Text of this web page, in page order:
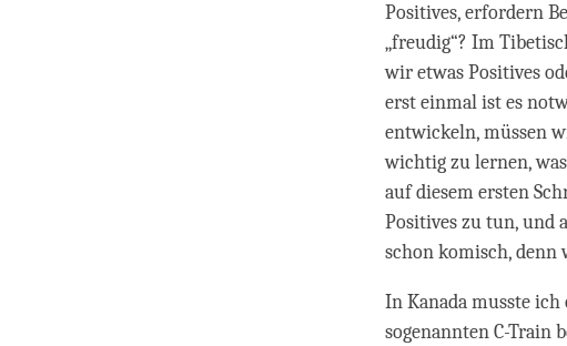
Positives, erfordern
„freudig“? Im
wir etwas Positives
erst einmal ist es
entwickeln, müssen
wichtig zu lernen,
auf diesem ersten
Positives zu tun, und
schon komisch, denn
In Kanada musste
sogenannten C-Train